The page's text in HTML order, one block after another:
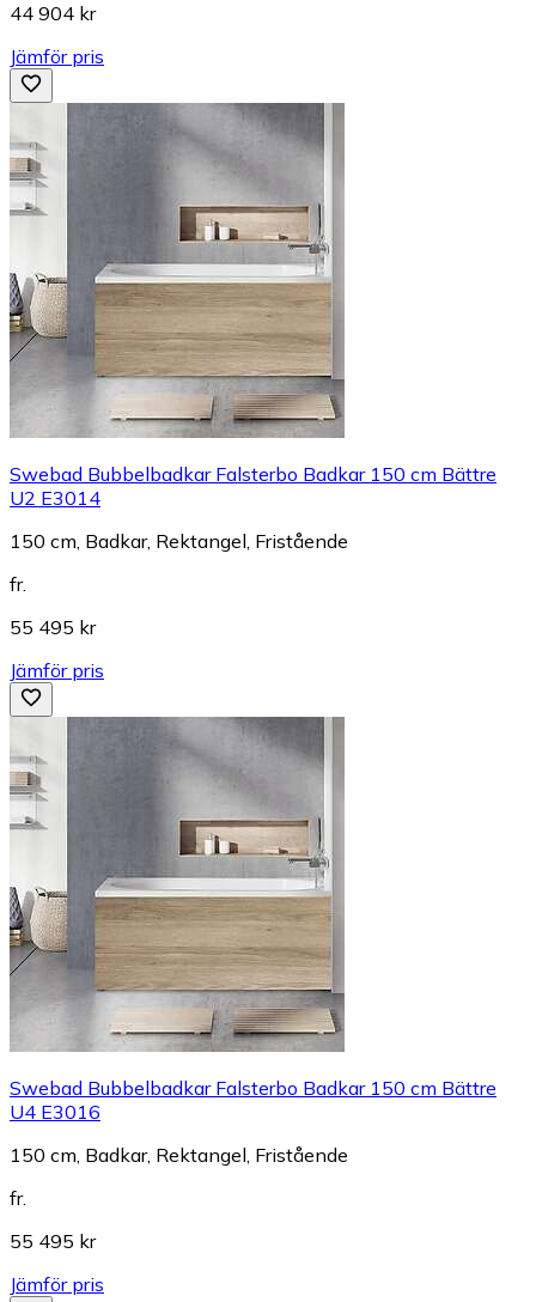
44 904 kr
Jämför pris
Swebad Bubbelbadkar Falsterbo Badkar 150 cm Bättre
U2 E3014
150 cm, Badkar, Rektangel, Fristående
fr.
55 495 kr
Jämför pris
Swebad Bubbelbadkar Falsterbo Badkar 150 cm Bättre
U4 E3016
150 cm, Badkar, Rektangel, Fristående
fr.
55 495 kr
Jämför pris